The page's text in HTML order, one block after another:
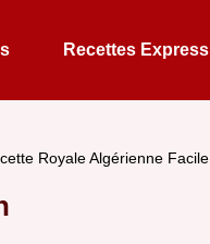
Recettes Express
Royale Algérienne Facile